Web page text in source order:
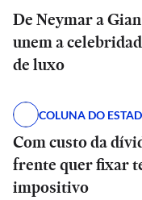
De Neymar a
unem a
de luxo
COLUNA DO
Com custo da
frente quer fixar
impositivo